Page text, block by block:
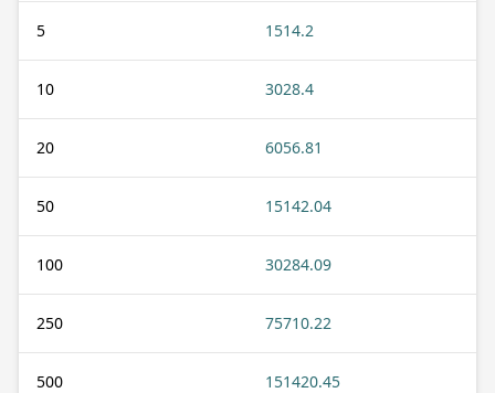
5 1514.2
10 3028.4
20 6056.81
50 15142.04
100 30284.09
250 75710.22
500 151420.45